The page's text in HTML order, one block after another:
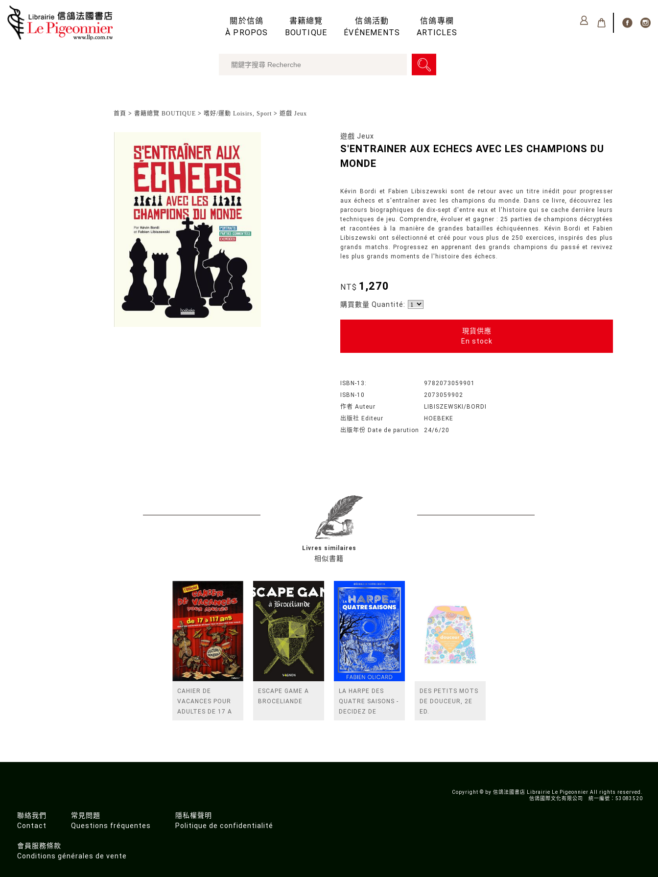
關於信鴿
À PROPOS
書籍總覽
BOUTIQUE
信鴿活動
ÉVÉNEMENTS
信鴿專欄
ARTICLES
首頁 > 書籍總覽 BOUTIQUE > 嗜好/運動 Loisirs, Sport > 遊戲 Jeux
遊戲 Jeux
S'ENTRAINER AUX ECHECS AVEC LES CHAMPIONS DU
MONDE
Kévin Bordi et Fabien Libiszewski sont de retour avec un titre inédit pour progresser
aux échecs et s'entraîner avec les champions du monde. Dans ce livre, découvrez les
parcours biographiques de dix-sept d'entre eux et l'histoire qui se cache derrière leurs
techniques de jeu. Comprendre, évoluer et gagner : 25 parties de champions décryptées
et racontées à la manière de grandes batailles échiquéennes. Kévin Bordi et Fabien
Libiszewski ont sélectionné et créé pour vous plus de 250 exercices, inspirés des plus
grands matchs. Progressez en apprenant des grands champions du passé et revivez
les plus grands moments de l'histoire des échecs.
NT$ 1,270
購買數量 Quantité:
現貨供應
En stock
ISBN-13:
9782073059901
ISBN-10
2073059902
作者 Auteur
LIBISZEWSKI/BORDI
出版社 Editeur
HOEBEKE
出版年份 Date de parution
24/6/20
相似書籍
Livres similaires
CAHIER DE
VACANCES POUR
ADULTES DE 17 A
ESCAPE GAME A
BROCELIANDE
LA HARPE DES
QUATRE SAISONS -
DECIDEZ DE
DES PETITS MOTS
DE DOUCEUR, 2E
ED.
Copyright © by 信鴿法國書店 Librairie Le Pigeonnier All rights reserved.
信鴿國際文化有限公司 統一編號：53083520
聯絡我們
Contact
常見問題
Questions fréquentes
隱私權聲明
Politique de confidentialité
會員服務條款
Conditions générales de vente